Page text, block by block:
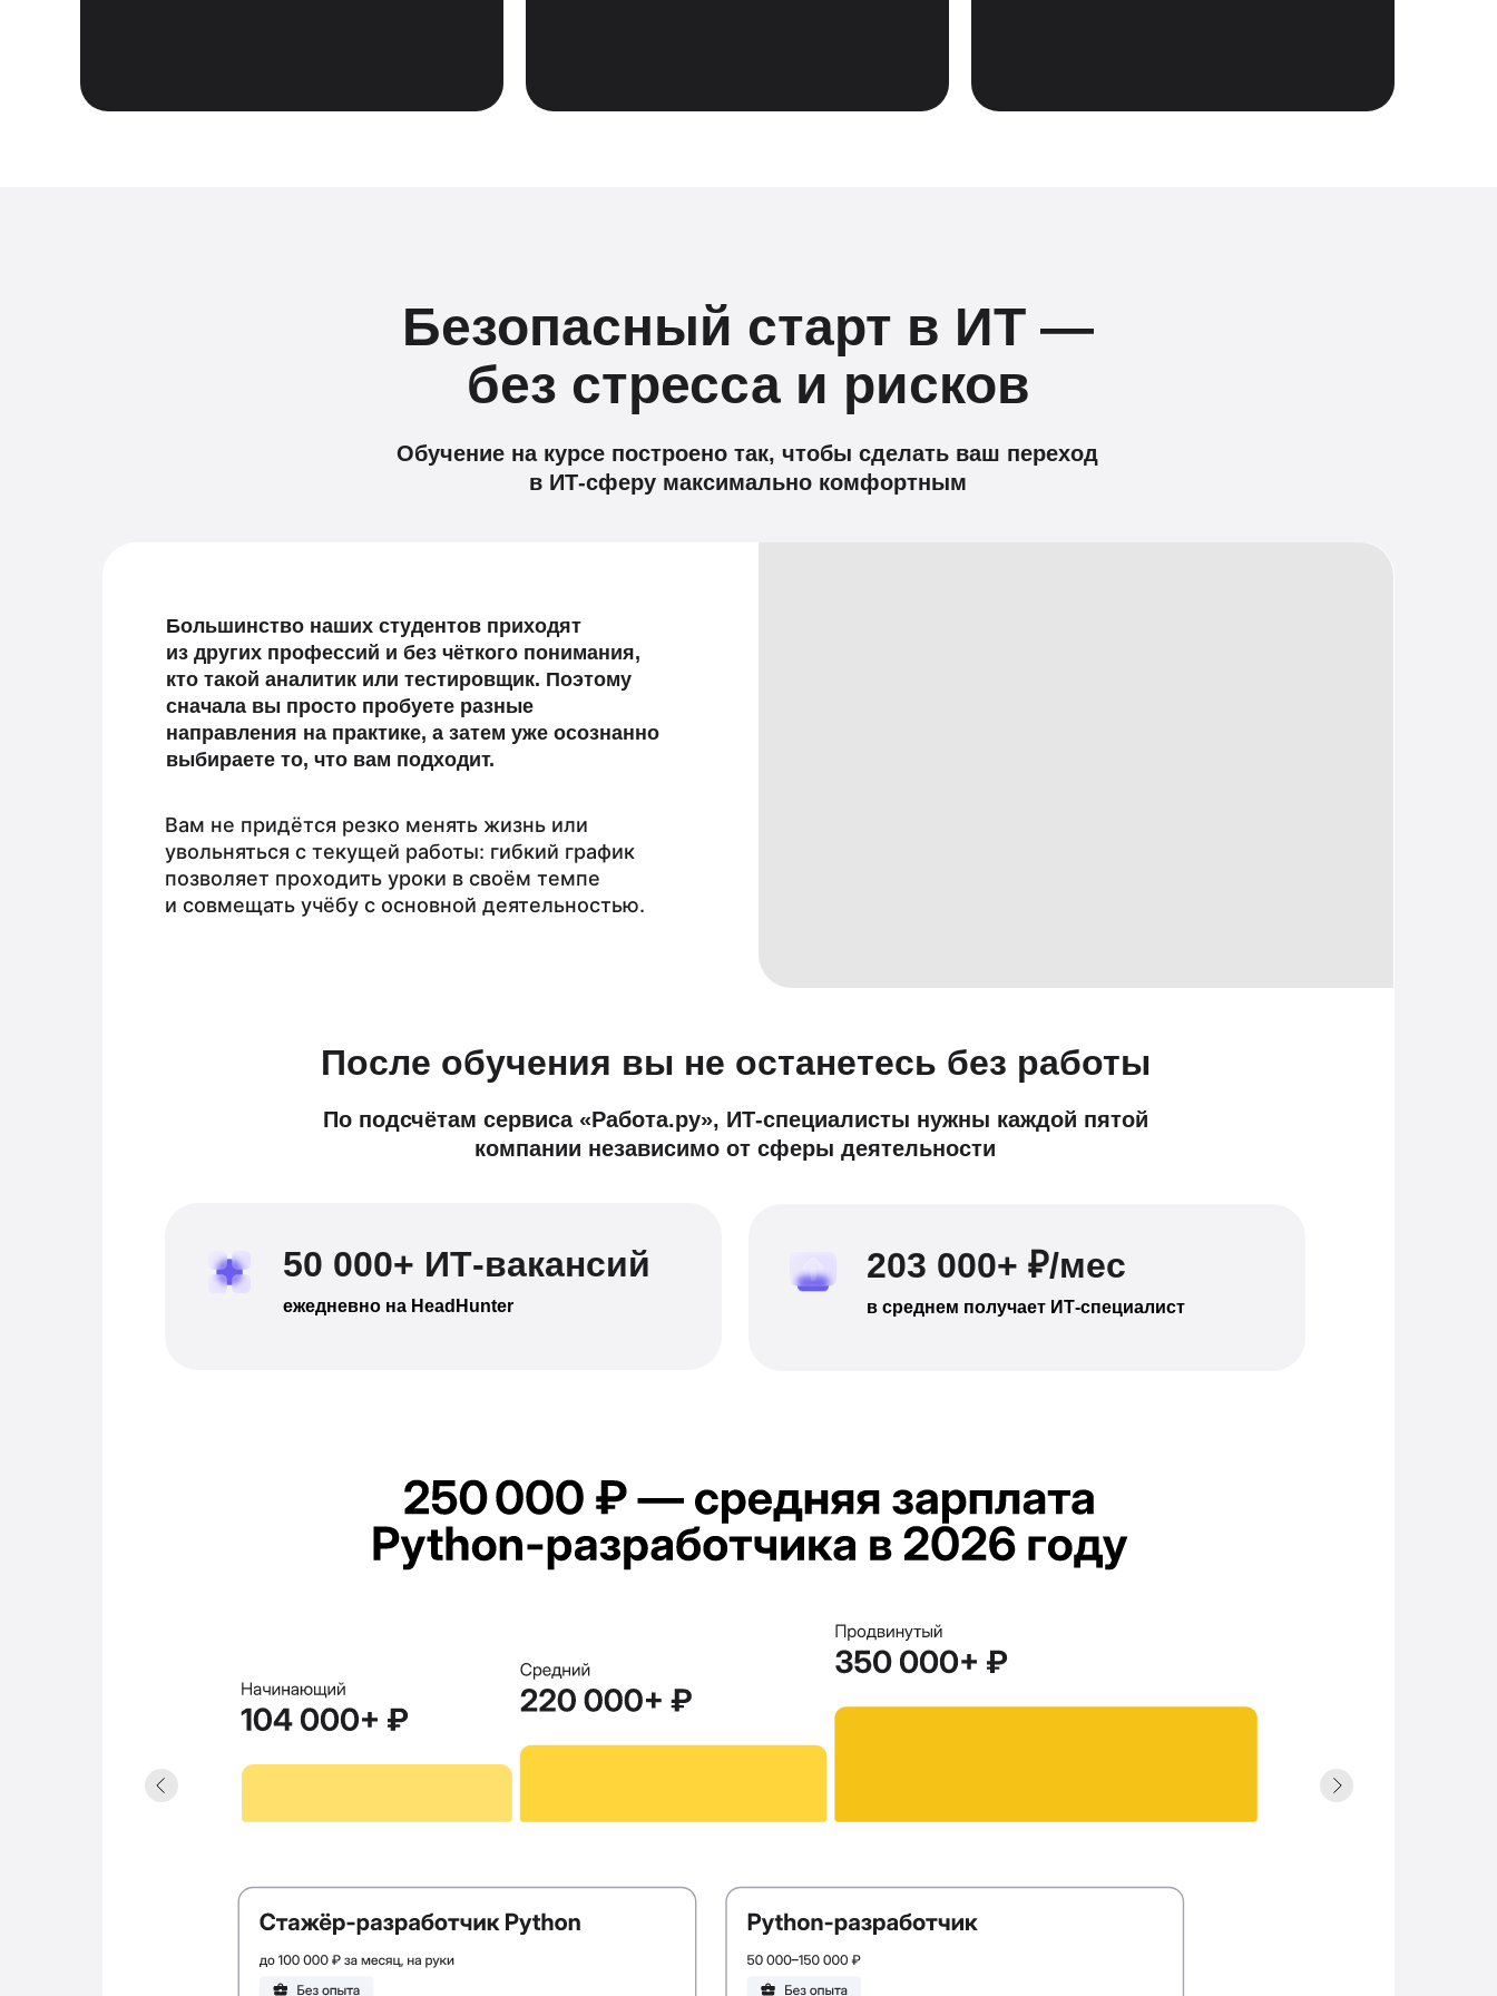
Безопасный старт в ИТ —
без стресса и рисков
Обучение на курсе построено так, чтобы сделать ваш переход
в ИТ-сферу максимально комфортным
в среднем получает ИТ-специалист
203 000+ ₽/мес
ежедневно на HeadHunter
50 000+ ИТ-вакансий
По подсчётам сервиса «Работа.ру», ИТ-специалисты нужны каждой пятой
компании независимо от сферы деятельности
После обучения вы не останетесь без работы
Вам не придётся резко менять жизнь или
увольняться с текущей работы: гибкий график
позволяет проходить уроки в своём темпе
и совмещать учёбу с основной деятельностью.
Большинство наших студентов приходят
из других профессий и без чёткого понимания,
кто такой аналитик или тестировщик. Поэтому
сначала вы просто пробуете разные
направления на практике, а затем уже осознанно
выбираете то, что вам подходит.